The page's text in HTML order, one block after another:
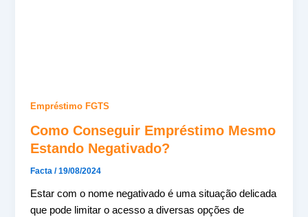
Empréstimo FGTS
Como Conseguir Empréstimo Mesmo
Estando Negativado?
Facta/19/08/2024
Estar com o nome negativado é uma situação delicada
que pode limitar o acesso a diversas opções de